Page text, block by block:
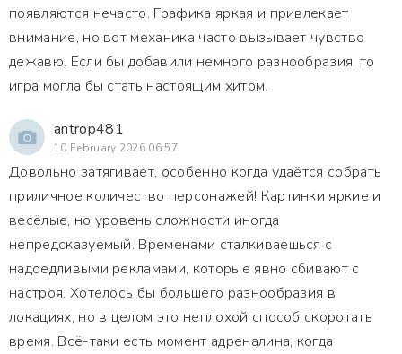
появляются нечасто. Графика яркая и привлекает
внимание, но вот механика часто вызывает чувство
дежавю. Если бы добавили немного разнообразия, то
игра могла бы стать настоящим хитом.
antrop481
10 February 2026 06:57
Довольно затягивает, особенно когда удаётся собрать
приличное количество персонажей! Картинки яркие и
весёлые, но уровень сложности иногда
непредсказуемый. Временами сталкиваешься с
надоедливыми рекламами, которые явно сбивают с
настроя. Хотелось бы большего разнообразия в
локациях, но в целом это неплохой способ скоротать
время. Всё-таки есть момент адреналина, когда